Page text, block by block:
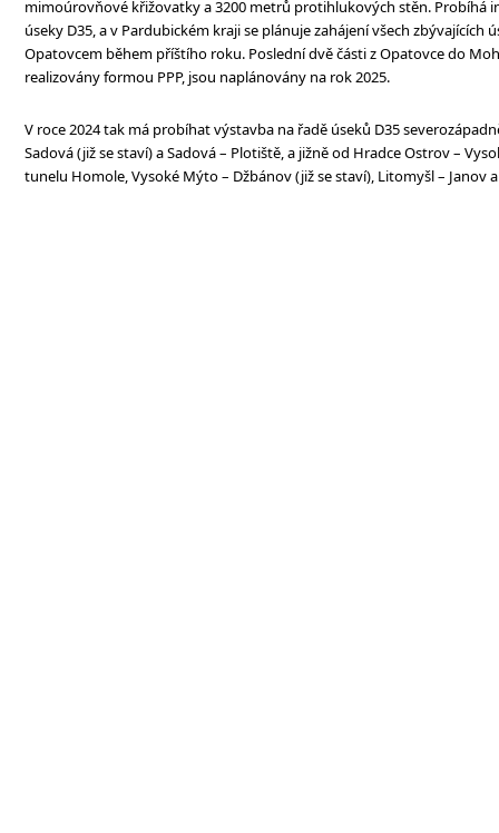
mimoúrovňové křižovatky a 3200 metrů protihlukových stěn. Probíhá
úseky D35, a v Pardubickém kraji se plánuje zahájení všech zbývajících
Opatovcem během příštího roku. Poslední dvě části z Opatovce do
realizovány formou PPP, jsou naplánovány na rok 2025.
V roce 2024 tak má probíhat výstavba na řadě úseků D35
Sadová (již se staví) a Sadová – Plotiště, a jižně od Hradce Ostrov –
tunelu Homole, Vysoké Mýto – Džbánov (již se staví), Litomyšl – Janov